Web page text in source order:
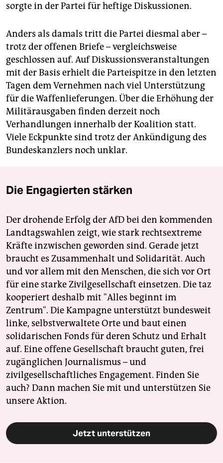
sorgte in der Partei für heftige Diskussionen.
Anders als damals tritt die Partei diesmal aber –
trotz der offenen Briefe – vergleichsweise
geschlossen auf. Auf Diskussionsveranstaltungen
mit der Basis erhielt die Parteispitze in den letzten
Tagen dem Vernehmen nach viel Unterstützung
für die Waffenlieferungen. Über die Erhöhung der
Militärausgaben finden derzeit noch
Verhandlungen innerhalb der Koalition statt.
Viele Eckpunkte sind trotz der Ankündigung des
Bundeskanzlers noch unklar.
Die Engagierten stärken
Der drohende Erfolg der AfD bei den kommenden
Landtagswahlen zeigt, wie stark rechtsextreme
Kräfte inzwischen geworden sind. Gerade jetzt
braucht es Zusammenhalt und Solidarität. Auch
und vor allem mit den Menschen, die sich vor Ort
für eine starke Zivilgesellschaft einsetzen. Die taz
kooperiert deshalb mit "Alles beginnt im
Zentrum". Die Kampagne unterstützt bundesweit
linke, selbstverwaltete Orte und baut einen
solidarischen Fonds für deren Schutz und Erhalt
auf. Eine offene Gesellschaft braucht guten, frei
zugänglichen Journalismus – und
zivilgesellschaftliches Engagement. Finden Sie
auch? Dann machen Sie mit und unterstützen Sie
unsere Aktion.
Jetzt unterstützen